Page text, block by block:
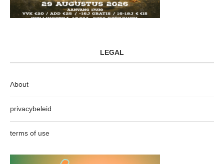
LEGAL
About
privacybeleid
terms of use